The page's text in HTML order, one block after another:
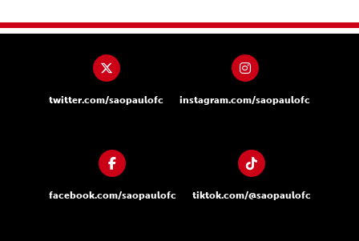
twitter.com/saopaulofc instagram.com/saopaulofc
facebook.com/saopaulofc tiktok.com/@saopaulofc